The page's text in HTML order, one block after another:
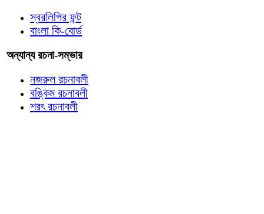
স্বরলিপির ফন্ট
বাংলা কি-বোর্ড
অন্যান্য রচনা-সম্ভার
নজরুল রচনাবলী
বঙ্কিম রচনাবলী
শরৎ রচনাবলী